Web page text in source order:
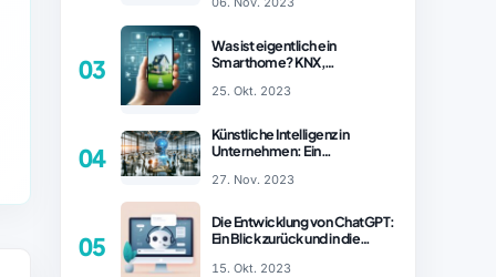
– ChatGPT Revolution!
03
Was ist eigentlich ein
Smarthome? KNX,
Vergleich
25. Okt. 2023
04
Künstliche Intelligenz in
Unternehmen: Ein
27. Nov. 2023
05
Die Entwicklung von ChatGPT:
Ein Blick zurück und in die
15. Okt. 2023